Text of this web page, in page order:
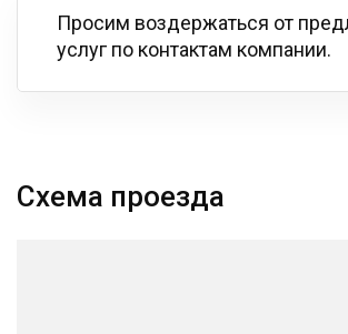
Просим воздержаться от
услуг по контактам компании.
Схема проезда